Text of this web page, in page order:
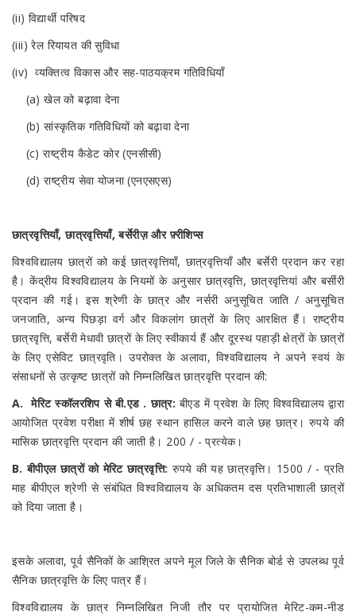
(ii) विद्यार्थी परिषद
(iii) रेल रियायत की सुविधा
(iv) व्यक्तित्व विकास और सह-पाठयक्रम गतिविधियाँ
(a) खेल को बढ़ावा देना
(b) सांस्कृतिक गतिविधियों को बढ़ावा देना
(c) राष्ट्रीय कैडेट कोर (एनसीसी)
(d) राष्ट्रीय सेवा योजना (एनएसएस)
छात्रवृत्तियाँ, छात्रवृत्तियाँ, बर्सेरीज़ और फ़्रीशिप्स
विश्वविद्यालय छात्रों को कई छात्रवृत्तियाँ, छात्रवृत्तियाँ और बर्सेरी प्रदान कर रहा
है। केंद्रीय विश्वविद्यालय के नियमों के अनुसार छात्रवृत्ति, छात्रवृत्तियां और बर्सीरी
प्रदान की गई। इस श्रेणी के छात्र और नर्सरी अनुसूचित जाति / अनुसूचित
जनजाति, अन्य पिछड़ा वर्ग और विकलांग छात्रों के लिए आरक्षित हैं। राष्ट्रीय
छात्रवृत्ति, बर्सेरी मेधावी छात्रों के लिए स्वीकार्य हैं और दूरस्थ पहाड़ी क्षेत्रों के छात्रों
के लिए एसेविट छात्रवृति। उपरोक्त के अलावा, विश्वविद्यालय ने अपने स्वयं के
संसाधनों से उत्कृष्ट छात्रों को निम्नलिखित छात्रवृत्ति प्रदान की:
A.
मेरिट स्कॉलरशिप से बी.एड . छात्र: बीएड में प्रवेश के लिए विश्वविद्यालय द्वारा
आयोजित प्रवेश परीक्षा में शीर्ष छह स्थान हासिल करने वाले छह छात्र। रुपये की
मासिक छात्रवृत्ति प्रदान की जाती है। 200 / - प्रत्येक।
B. बीपीएल छात्रों को मेरिट छात्रवृत्ति: रुपये की यह छात्रवृत्ति। 1500 / - प्रति
माह बीपीएल श्रेणी से संबंधित विश्वविद्यालय के अधिकतम दस प्रतिभाशाली छात्रों
को दिया जाता है।
इसके अलावा, पूर्व सैनिकों के आश्रित अपने मूल जिले के सैनिक बोर्ड से उपलब्ध पूर्व
सैनिक छात्रवृत्ति के लिए पात्र हैं।
विश्वविद्यालय के छात्र निम्नलिखित निजी तौर पर प्रायोजित मेरिट-कम-नीड